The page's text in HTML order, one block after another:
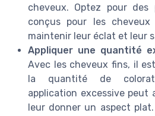
cheveux. Optez pour des
conçus pour les
maintenir leur éclat et leur
Appliquer une quantité
Avec les cheveux fins, il
la quantité de
application excessive peut
leur donner un aspect